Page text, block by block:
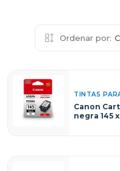
Ordenar por:
TINTAS
Canon
negra 145